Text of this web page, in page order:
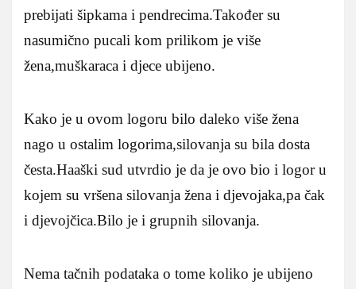
prebijati šipkama i pendrecima.Također su
nasumično pucali kom prilikom je više
žena,muškaraca i djece ubijeno.
Kako je u ovom logoru bilo daleko više žena
nago u ostalim logorima,silovanja su bila dosta
česta.Haaški sud utvrdio je da je ovo bio i logor u
kojem su vršena silovanja žena i djevojaka,pa čak
i djevojčica.Bilo je i grupnih silovanja.
Nema tačnih podataka o tome koliko je ubijeno